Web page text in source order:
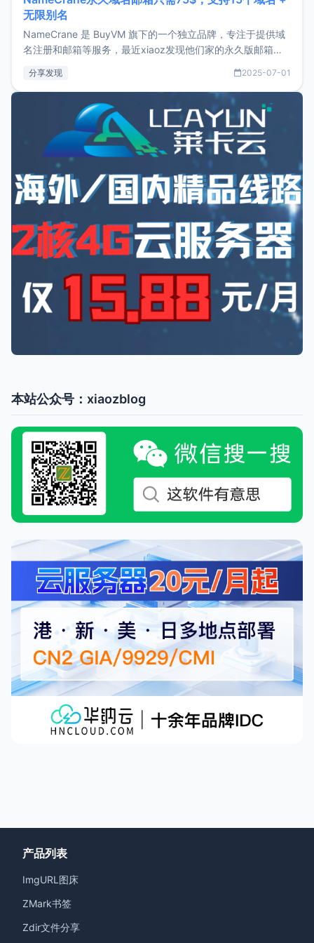
无限别名
NameCrane 是 BuyVM 旗下的一个独立品牌，专注于提供域
名注册和邮箱等服务，最近xiaoz发现他们家的永久版邮箱服
又实惠的域名邮箱，不妨尝试一下 NameCrane。注册
NameCraneNameCrane不支持直接注册，必须要购买
分享发现 2025-07-01
本站公众号：xiaozblog
产品列表
ImgURL图床
ZMark书签
Zdir文件分享